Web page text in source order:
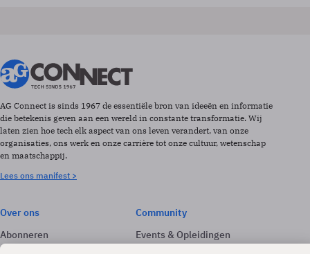
AG Connect is sinds 1967 de essentiële bron van ideeën en informatie
die betekenis geven aan een wereld in constante transformatie. Wij
laten zien hoe tech elk aspect van ons leven verandert, van onze
organisaties, ons werk en onze carrière tot onze cultuur, wetenschap
en maatschappij.
Lees ons manifest >
Over ons
Abonneren
Adverteren
Community
Events & Opleidingen